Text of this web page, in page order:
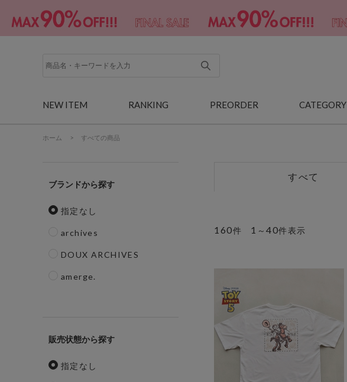
NEW ITEM RANKING PREORDER CATEGORY
ホーム > すべての商品
ブランド
指定なし
archives
DOUX ARCHIVES
amerge.
販売状態
指定なし
すべて
160件 1 ～40件表示